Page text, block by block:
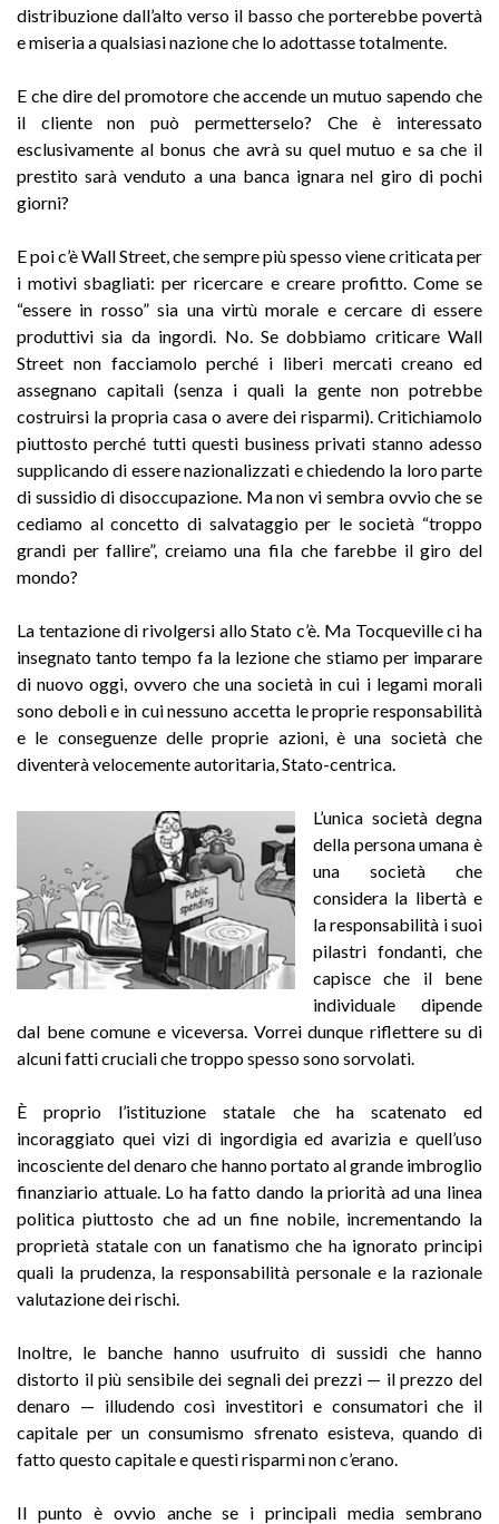
distribuzione dall’alto verso il basso che porterebbe povertà
e miseria a qualsiasi nazione che lo adottasse totalmente.
E che dire del promotore che accende un mutuo sapendo che
il cliente non può permetterselo? Che è interessato
esclusivamente al bonus che avrà su quel mutuo e sa che il
prestito sarà venduto a una banca ignara nel giro di pochi
giorni?
E poi c’è Wall Street, che sempre più spesso viene criticata per
i motivi sbagliati: per ricercare e creare profitto. Come se
“essere in rosso” sia una virtù morale e cercare di essere
produttivi sia da ingordi. No. Se dobbiamo criticare Wall
Street non facciamolo perché i liberi mercati creano ed
assegnano capitali (senza i quali la gente non potrebbe
costruirsi la propria casa o avere dei risparmi). Critichiamolo
piuttosto perché tutti questi business privati stanno adesso
supplicando di essere nazionalizzati e chiedendo la loro parte
di sussidio di disoccupazione. Ma non vi sembra ovvio che se
cediamo al concetto di salvataggio per le società “troppo
grandi per fallire”, creiamo una fila che farebbe il giro del
mondo?
La tentazione di rivolgersi allo Stato c’è. Ma Tocqueville ci ha
insegnato tanto tempo fa la lezione che stiamo per imparare
di nuovo oggi, ovvero che una società in cui i legami morali
sono deboli e in cui nessuno accetta le proprie responsabilità
e le conseguenze delle proprie azioni, è una società che
diventerà velocemente autoritaria, Stato-centrica.
L’unica società degna
della persona umana è
una società che
considera la libertà e
la responsabilità i suoi
pilastri fondanti, che
capisce che il bene
individuale dipende
dal bene comune e viceversa. Vorrei dunque riflettere su di
alcuni fatti cruciali che troppo spesso sono sorvolati.
È proprio l’istituzione statale che ha scatenato ed
incoraggiato quei vizi di ingordigia ed avarizia e quell’uso
incosciente del denaro che hanno portato al grande imbroglio
finanziario attuale. Lo ha fatto dando la priorità ad una linea
politica piuttosto che ad un fine nobile, incrementando la
proprietà statale con un fanatismo che ha ignorato principi
quali la prudenza, la responsabilità personale e la razionale
valutazione dei rischi.
Inoltre, le banche hanno usufruito di sussidi che hanno
distorto il più sensibile dei segnali dei prezzi — il prezzo del
denaro — illudendo così investitori e consumatori che il
capitale per un consumismo sfrenato esisteva, quando di
fatto questo capitale e questi risparmi non c’erano.
Il punto è ovvio anche se i principali media sembrano